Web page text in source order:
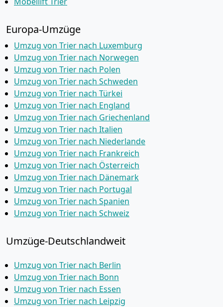
Europa-Umzüge
Umzug von Trier nach Luxemburg
Umzug von Trier nach Norwegen
Umzug von Trier nach Polen
Umzug von Trier nach Schweden
Umzug von Trier nach Türkei
Umzug von Trier nach England
Umzug von Trier nach Griechenland
Umzug von Trier nach Italien
Umzug von Trier nach Niederlande
Umzug von Trier nach Frankreich
Umzug von Trier nach Österreich
Umzug von Trier nach Dänemark
Umzug von Trier nach Portugal
Umzug von Trier nach Spanien
Umzug von Trier nach Schweiz
Umzüge-Deutschlandweit
Umzug von Trier nach Berlin
Umzug von Trier nach Bonn
Umzug von Trier nach Essen
Umzug von Trier nach Leipzig